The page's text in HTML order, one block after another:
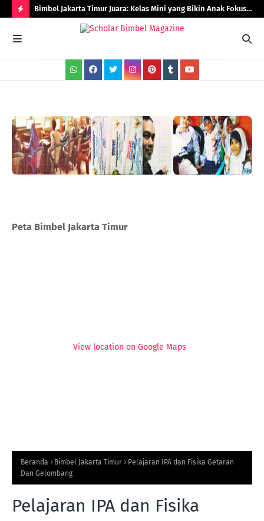
O
S
T
S
Bimbel Jakarta Timur Juara: Kelas Mini yang Bikin Anak Fokus
dan Berprestasi
Peta Bimbel Jakarta Timur
View location on Google Maps
Beranda Bimbel Jakarta Timur
Pelajaran IPA dan Fisika Getaran
Dan Gelombang
Pelajaran IPA dan Fisika